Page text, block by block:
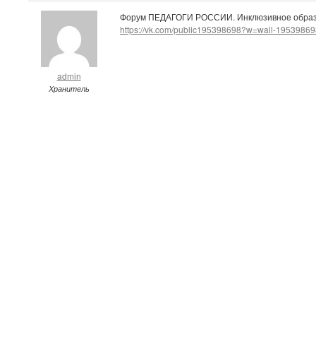
admin
Хранитель
Форум ПЕДАГОГИ РОССИИ. Инклюзивное
https://vk.com/public195398698?w=wall-